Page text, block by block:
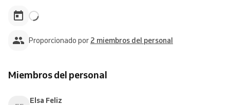
Proporcionado por 2 miembros del personal
Miembros del personal
Elsa Feliz